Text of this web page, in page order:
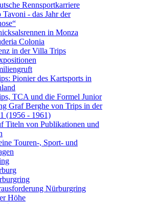
Rennsportkarriere
Tavoni - das Jahr der
in Monza
Colonia
in der Villa Trips
Pionier des Kartsports in
TCA und die Formel Junior
Graf Berghe von Trips in der
(1956 - 1961)
Titeln von Publikationen und
Touren-, Sport- und
Nürburgring
Höhe